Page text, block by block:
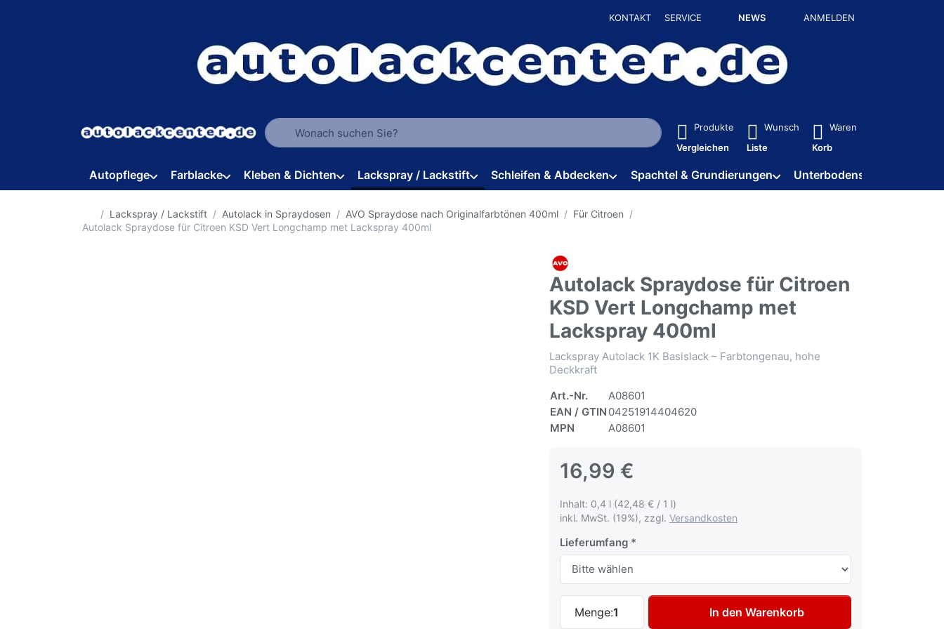
KONTAKT SERVICE NEWS ANMELDEN
Geben Sie einen Suchbegriff ein. Während Sie tippen, erscheinen automatisch erste Ergebnisse. Drücken Sie die Eingabetaste, um alle
Produkte
Vergleichen
Wunsch
Liste
Waren
Korb
Autopflege Farblacke Kleben & Dichten Lackspray / Lackstift Schleifen & Abdecken Spachtel & Grundierungen Unterbodenschutz / HV
Startseite
Lackspray / Lackstift Autolack in Spraydosen AVO Spraydose nach Originalfarbtönen 400ml
Für Citroen
Autolack Spraydose für Citroen KSD Vert Longchamp met Lackspray 400ml
Autolack Spraydose für Citroen
KSD Vert Longchamp met
Lackspray 400ml
Lackspray Autolack 1K Basislack – Farbtongenau, hohe
Deckkraft
Art.-Nr.
A08601
EAN / GTIN 04251914404620
MPN
A08601
16,99 €
Inhalt: 0,4 l (42,48 € / 1 l)
inkl. MwSt. (19%), zzgl. Versandkosten
Lieferumfang
Menge:1
Autolack Spraydose für Citroen KSD Vert Longchamp met
In den Warenkorb